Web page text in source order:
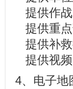
提供作战
提供重
提供补
提供视
4、电子地